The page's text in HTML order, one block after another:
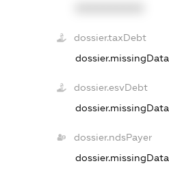
dossier.taxDebt
dossier.missingData
dossier.esvDebt
dossier.missingData
dossier.ndsPayer
dossier.missingData